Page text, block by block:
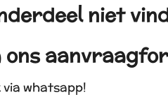
niet
via whatsapp!